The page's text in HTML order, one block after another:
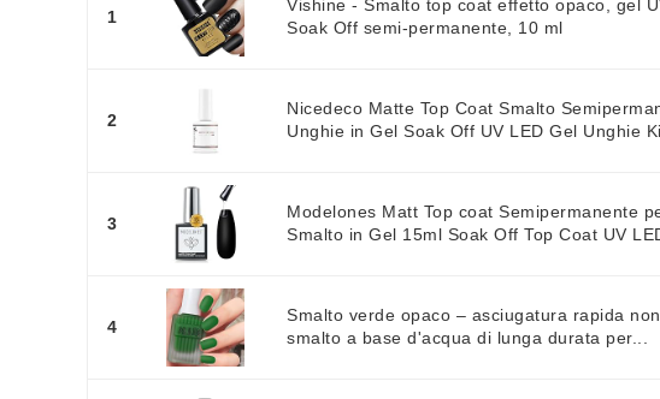
1
Vishine - Smalto top coat effetto opaco, gel
Soak Off semi-permanente, 10 ml
2
Nicedeco Matte Top Coat Smalto
Unghie in Gel Soak Off UV LED Gel Unghie
3
Modelones Matt Top coat Semipermanente
Smalto in Gel 15ml Soak Off Top Coat UV
4
Smalto verde opaco – asciugatura rapida
smalto a base d'acqua di lunga durata per...